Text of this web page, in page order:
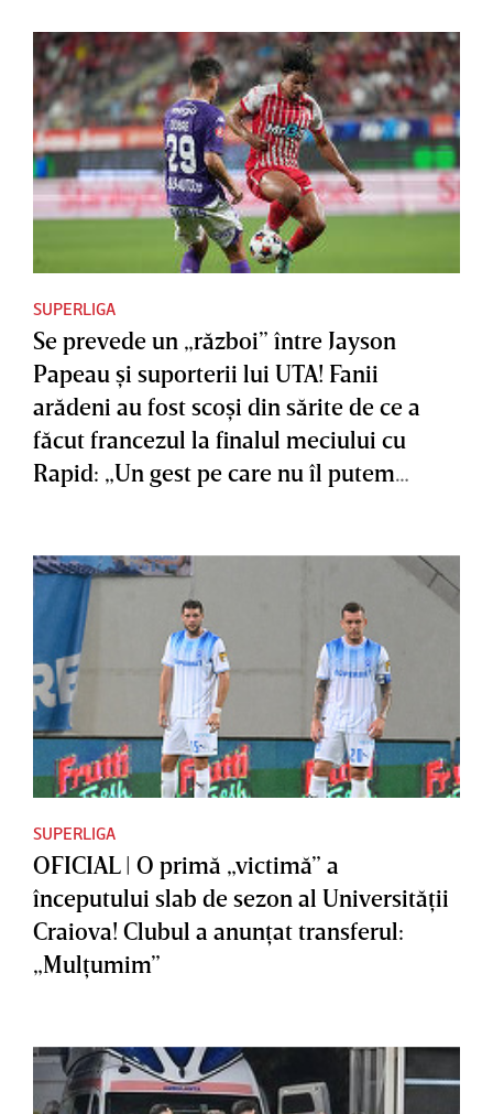
SUPERLIGA
Se prevede un „război” între Jayson
Papeau şi suporterii lui UTA! Fanii
arădeni au fost scoşi din sărite de ce a
făcut francezul la finalul meciului cu
Rapid: „Un gest pe care nu îl putem
SUPERLIGA
OFICIAL | O primă „victimă” a
începutului slab de sezon al Universităţii
Craiova! Clubul a anunţat transferul:
„Mulţumim”